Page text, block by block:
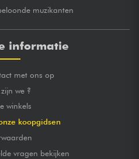
muzikanten
informatie
met ons op
we ?
winkels
koopgidsen
vragen bekijken